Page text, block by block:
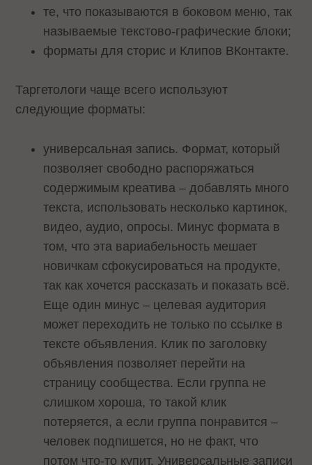
те, что показываются в боковом меню, так
называемые текстово-графические блоки;
форматы для сторис и Клипов ВКонтакте.
Таргетологи чаще всего используют
следующие форматы:
универсальная запись. Формат, который
позволяет свободно распоряжаться
содержимым креатива – добавлять много
текста, использовать несколько картинок,
видео, аудио, опросы. Минус формата в
том, что эта вариабельность мешает
новичкам сфокусироваться на продукте,
так как хочется рассказать и показать всё.
Еще один минус – целевая аудитория
может переходить не только по ссылке в
тексте объявления. Клик по заголовку
объявления позволяет перейти на
страницу сообщества. Если группа не
слишком хороша, то такой клик
потеряется, а если группа понравится –
человек подпишется, но не факт, что
потом что-то купит. Универсальные записи